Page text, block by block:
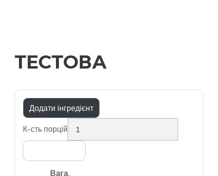
ТЕСТОВА
Додати інгредієнт
К-сть порцій
Вага,